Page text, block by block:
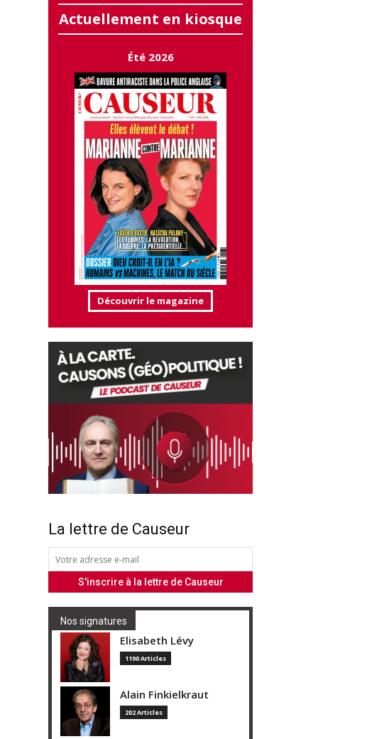
Actuellement en kiosque
Été 2026
Découvrir le magazine
La lettre de Causeur
Nos signatures
Elisabeth Lévy
1190 Articles
Alain Finkielkraut
202 Articles